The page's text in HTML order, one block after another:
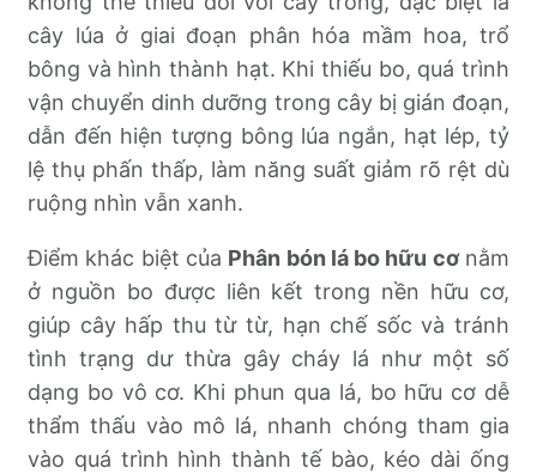
cây lúa ở giai đoạn phân hóa mầm hoa, trổ
bông và hình thành hạt. Khi thiếu bo, quá trình
vận chuyển dinh dưỡng trong cây bị gián đoạn,
dẫn đến hiện tượng bông lúa ngắn, hạt lép, tỷ
lệ thụ phấn thấp, làm năng suất giảm rõ rệt dù
ruộng nhìn vẫn xanh.
Điểm khác biệt của Phân bón lá bo hữu cơnằm
ở nguồn bo được liên kết trong nền hữu cơ,
giúp cây hấp thu từ từ, hạn chế sốc và tránh
tình trạng dư thừa gây cháy lá như một số
dạng bo vô cơ. Khi phun qua lá, bo hữu cơ dễ
thẩm thấu vào mô lá, nhanh chóng tham gia
vào quá trình hình thành tế bào, kéo dài ống